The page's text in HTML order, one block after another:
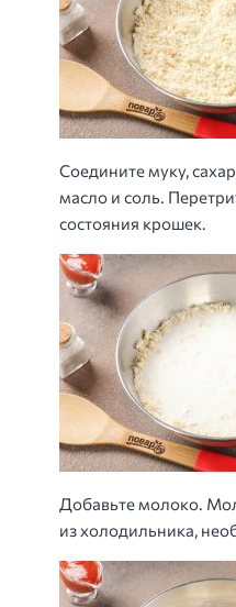
Соедините муку,
масло и соль.
состояния крошек.
Добавьте молоко.
из холодильника,